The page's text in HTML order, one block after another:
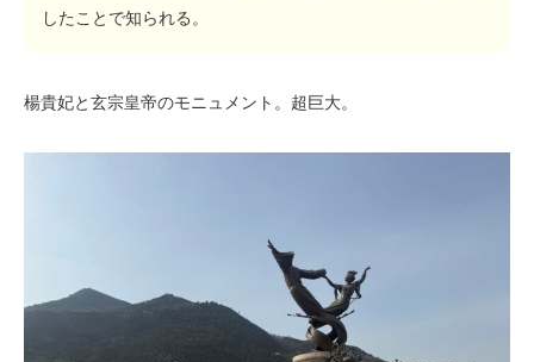
したことで知られる。
楊貴妃と玄宗皇帝のモニュメント。超巨大。